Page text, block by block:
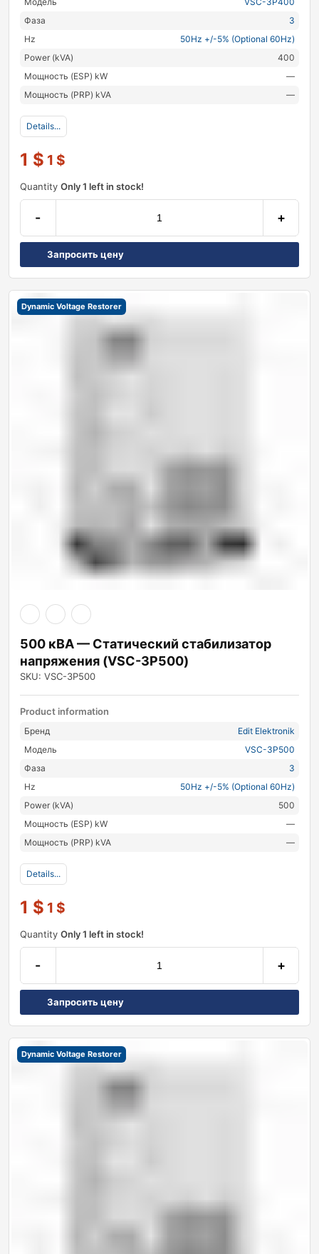
Фаза
3
Hz
50Hz +/-5% (Optional 60Hz)
Power (kVA)
400
Мощность (ESP) kW
—
Мощность (PRP) kVA
—
Details...
1 $ 1 $
Quantity Only 1 left in stock!
- +
Запросить цену
Dynamic Voltage Restorer
500 кВА — Статический стабилизатор
напряжения (VSC-3P500)
SKU: VSC-3P500
Product information
Бренд
Edit Elektronik
Модель
VSC-3P500
Фаза
3
Hz
50Hz +/-5% (Optional 60Hz)
Power (kVA)
500
Мощность (ESP) kW
—
Мощность (PRP) kVA
—
Details...
1 $ 1 $
Quantity Only 1 left in stock!
- +
Запросить цену
Dynamic Voltage Restorer